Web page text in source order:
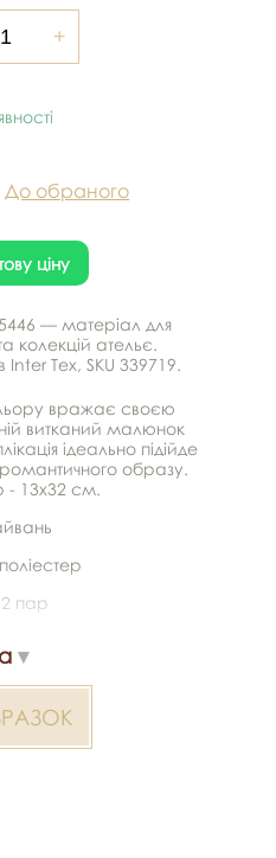
До обраного
ціну
— матеріал для
колекцій ательє.
Tex, SKU 339719.
вражає своєю
витканий малюнок
ідеально підійде
романтичного образу.
- 13х32 см.
пар